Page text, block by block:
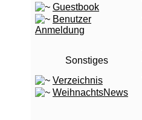
Guestbook
Benutzer
Anmeldung
Sonstiges
Verzeichnis
WeihnachtsNews